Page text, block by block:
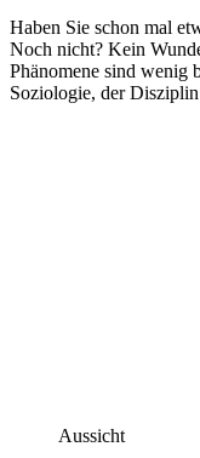
Haben Sie schon mal
Noch nicht? Kein
Phänomene sind wenig
Soziologie, der
Aussicht